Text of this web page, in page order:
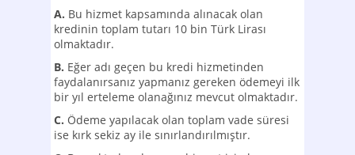
A. Bu hizmet kapsamında alınacak olan
kredinin toplam tutarı 10 bin Türk Lirası
olmaktadır.
B. Eğer adı geçen bu kredi hizmetinden
faydalanırsanız yapmanız gereken ödemeyi ilk
bir yıl erteleme olanağınız mevcut olmaktadır.
C. Ödeme yapılacak olan toplam vade süresi
ise kırk sekiz ay ile sınırlandırılmıştır.